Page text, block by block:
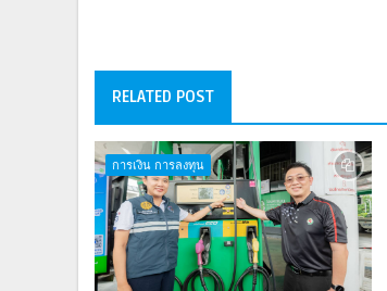
RELATED POST
การเงิน การลงทุน